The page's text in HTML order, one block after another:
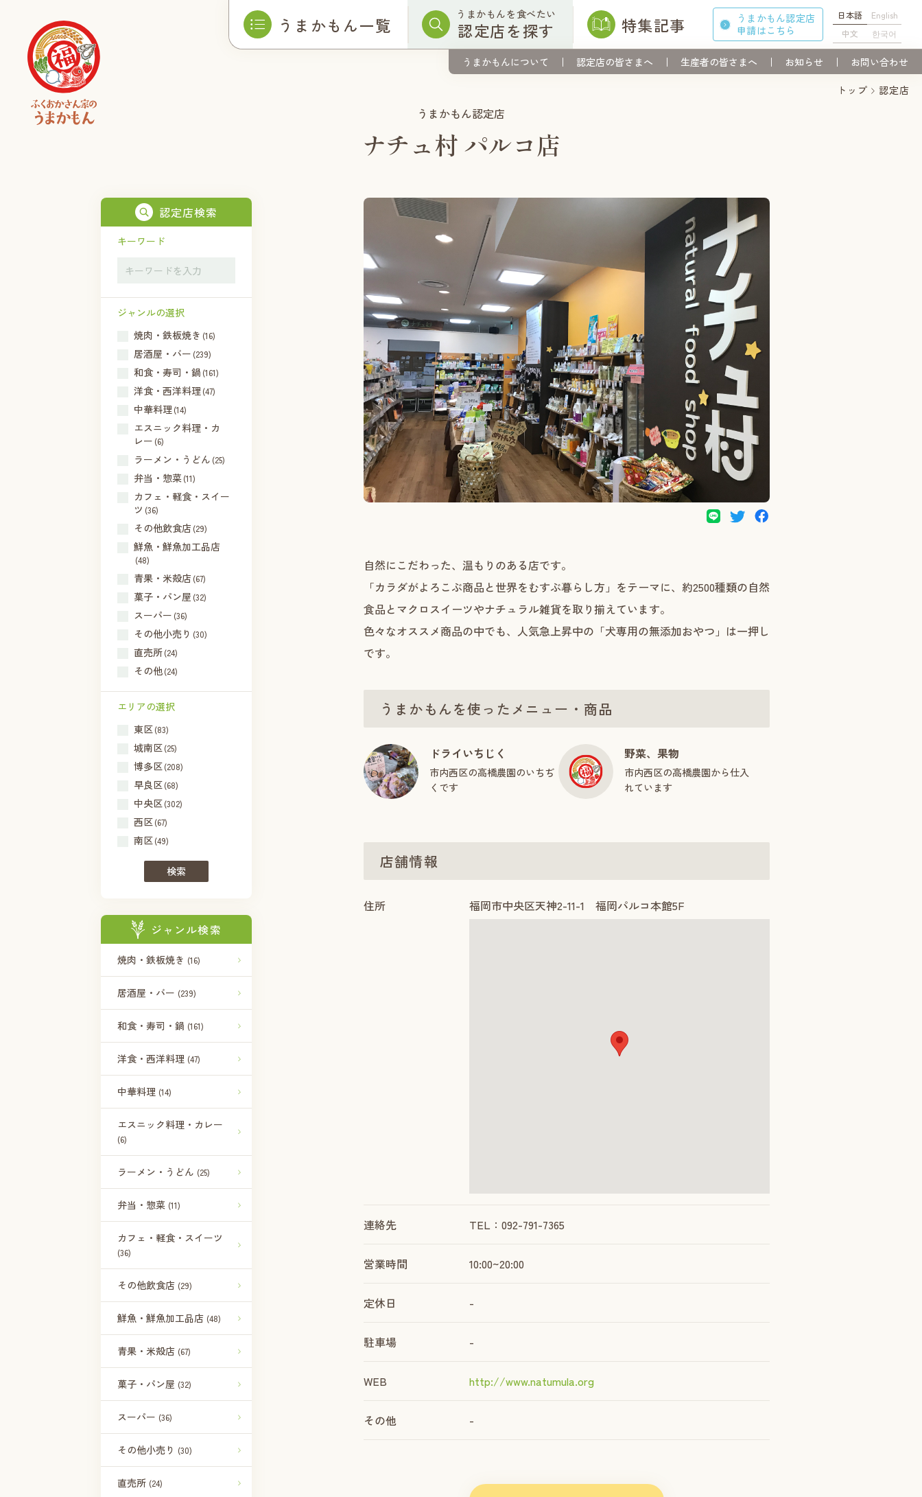
うまかもん一覧 うまかもんを食べたい
認定店を探す 特集記事
うまかもん認定店
申請はこちら
日本語
English
中文
한국어
うまかもんについて 認定店の皆さまへ 生産者の皆さまへ お知らせ お問い合わせ
トップ 認定店
うまかもん認定店
ナチュ村 パルコ店
認定店検索
キーワード
ジャンルの選択
焼肉・鉄板焼き (16)
居酒屋・バー (239)
和食・寿司・鍋 (161)
洋食・西洋料理 (47)
中華料理 (14)
エスニック料理・カ
レー (6)
ラーメン・うどん (25)
弁当・惣菜(11)
カフェ・軽食・スイー
ツ (36)
その他飲食店(29)
鮮魚・鮮魚加工品店
(48)
青果・米殻店(67)
菓子・パン屋 (32)
スーパー (36)
その他小売り (30)
直売所(24)
その他(24)
エリアの選択
東区(83)
城南区(25)
博多区(208)
早良区(68)
中央区(302)
西区(67)
南区(49)
検索
ジャンル検索
焼肉・鉄板焼き (16)
居酒屋・バー (239)
和食・寿司・鍋 (161)
洋食・西洋料理 (47)
中華料理 (14)
エスニック料理・カレー
(6)
ラーメン・うどん (25)
弁当・惣菜 (11)
カフェ・軽食・スイーツ
(36)
その他飲食店 (29)
鮮魚・鮮魚加工品店 (48)
青果・米殻店 (67)
菓子・パン屋 (32)
スーパー (36)
その他小売り (30)
直売所 (24)
自然にこだわった、温もりのある店です。
「カラダがよろこぶ商品と世界をむすぶ暮らし方」をテーマに、約2500種類の自然
食品とマクロスイーツやナチュラル雑貨を取り揃えています。
色々なオススメ商品の中でも、人気急上昇中の「犬専用の無添加おやつ」は一押し
です。
うまかもんを使ったメニュー・商品
ドライいちじく
市内西区の高橋農園のいちぢ
くです
野菜、果物
市内西区の高橋農園から仕入
れています
店舗情報
住所 福岡市中央区天神2-11-1 福岡パルコ本館5F
連絡先 TEL：092-791-7365
営業時間 10:00~20:00
定休日 -
駐車場 -
WEB http://www.natumula.org
その他 -